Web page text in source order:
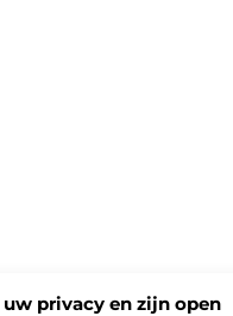
privacy en zijn open